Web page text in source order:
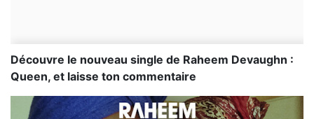
Découvre le nouveau single de Raheem Devaughn :
Queen, et laisse ton commentaire